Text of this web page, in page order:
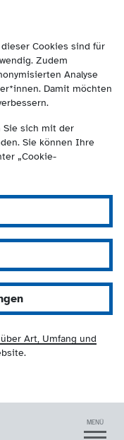
Cookies sind für
Zudem
Analyse
Damit möchten
Sie sich mit der
Sie können Ihre
„Cookie-
Art, Umfang und
NRW
MENÜ